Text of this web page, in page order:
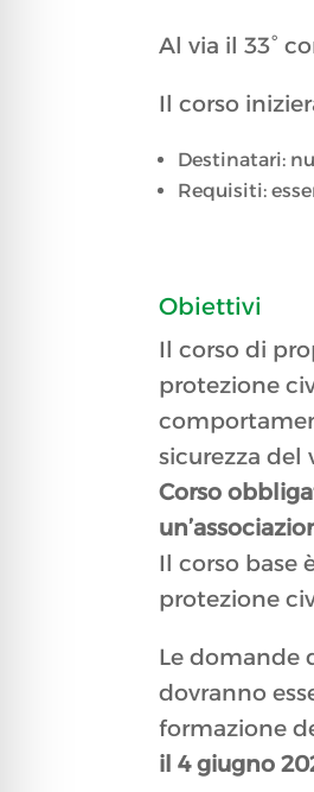
Al via il 33°
Il corso
Destinatari:
Requisiti:
Obiettivi
Il corso di
protezione
sicurezza del
Corso
Il corso base
protezione
Le domande
dovranno
formazione
il 4 giugno